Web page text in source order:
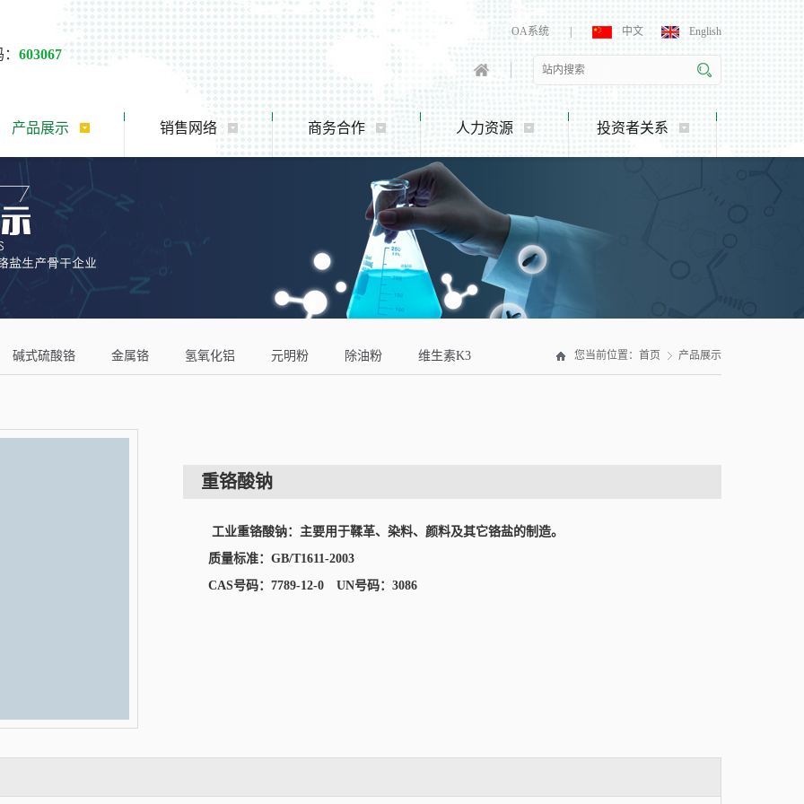
603067
OA系统 中文 English
产品展示 销售网络 商务合作 人力资源 投资者关系
碱式硫酸铬 金属铬 氢氧化铝 元明粉 除油粉 维生素K3 您当前位置： 首页 产品展示
重铬酸钠
工业重铬酸钠：主要用于鞣革、染料、颜料及其它铬盐的制造。
质量标准： GB/T1611-2003
CAS号码： 7789-12-0 UN号码： 3086